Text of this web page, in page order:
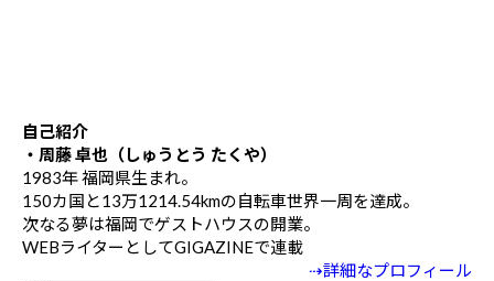
自己紹介
・周藤 卓也（しゅうとう たくや）
1983年 福岡県生まれ。
150カ国と13万1214.54kmの自転車世界一周を達成。
次なる夢は福岡でゲストハウスの開業。
WEBライターとしてGIGAZINEで連載
⇢詳細なプロフィール